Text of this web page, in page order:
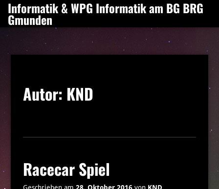
Zum
Inhalt
springen
Informatik & WPG Informatik am BG BRG
Gmunden
Autor: KND
Racecar Spiel